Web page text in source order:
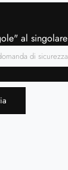
al singolare